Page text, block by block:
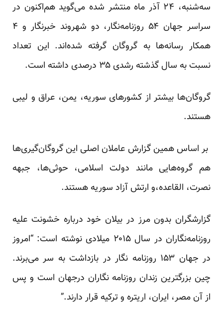
سه‌شنبه،‌ ۲۴ آذر ماه منتشر شده می‌گوید هم‌اکنون در
سراسر جهان ۵۴ روزنامه‌نگار، دو شهروند خبرنگار و ۴
همکار رسانه‌ها به گروگان گرفته شده‌اند. این تعداد
نسبت به سال گذشته رشدی ۳۵ درصدی داشته است.
گروگان‌ها بیشتر از کشورهای سوریه، یمن، عراق و لیبی
هستند.
بر اساس همین گزارش عاملان اصلی این گروگان‌گیری‌ها
هم گروه‌هایی مانند دولت اسلامی، حوثی‌ها، جبهه
نصرت، القاعده،و ارتش آزاد سوریه هستند.
گزارشگران بدون مرز در بیلان خود درباره خشونت علیه
روزنامه‌نگاران در سال ۲۰۱۵ میلادی نوشته است: “امروز
در جهان ۱۵۳ روزنامه نگار در بازداشت به سر می‌برند.
چین بزرگترین زندان روزنامه نگاران درجهان است و پس
از آن مصر، ایران، اریتره و ترکیه قرار دارند.”